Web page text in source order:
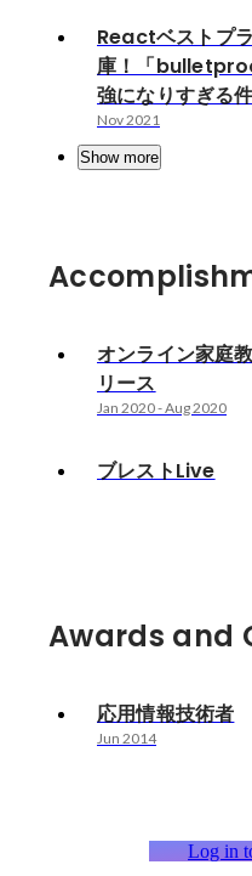
Reactベストプ
庫！「
強になりすぎる
Nov 2021
Show more
オンライン家庭
リース
Jan 2020-Aug 2020
ブレストLive
Awards and
応用情報技術者
Jun 2014
Log in